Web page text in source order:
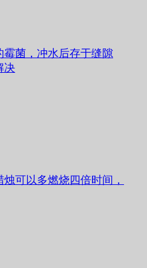
霉菌，冲水后存于缝隙
决
可以多燃烧四倍时间，